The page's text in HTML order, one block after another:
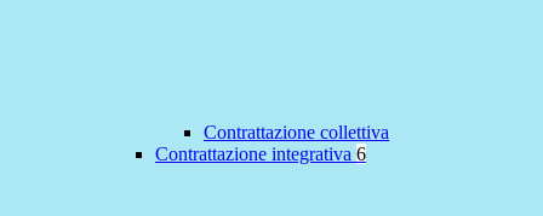
Contrattazione collettiva
Contrattazione integrativa 6